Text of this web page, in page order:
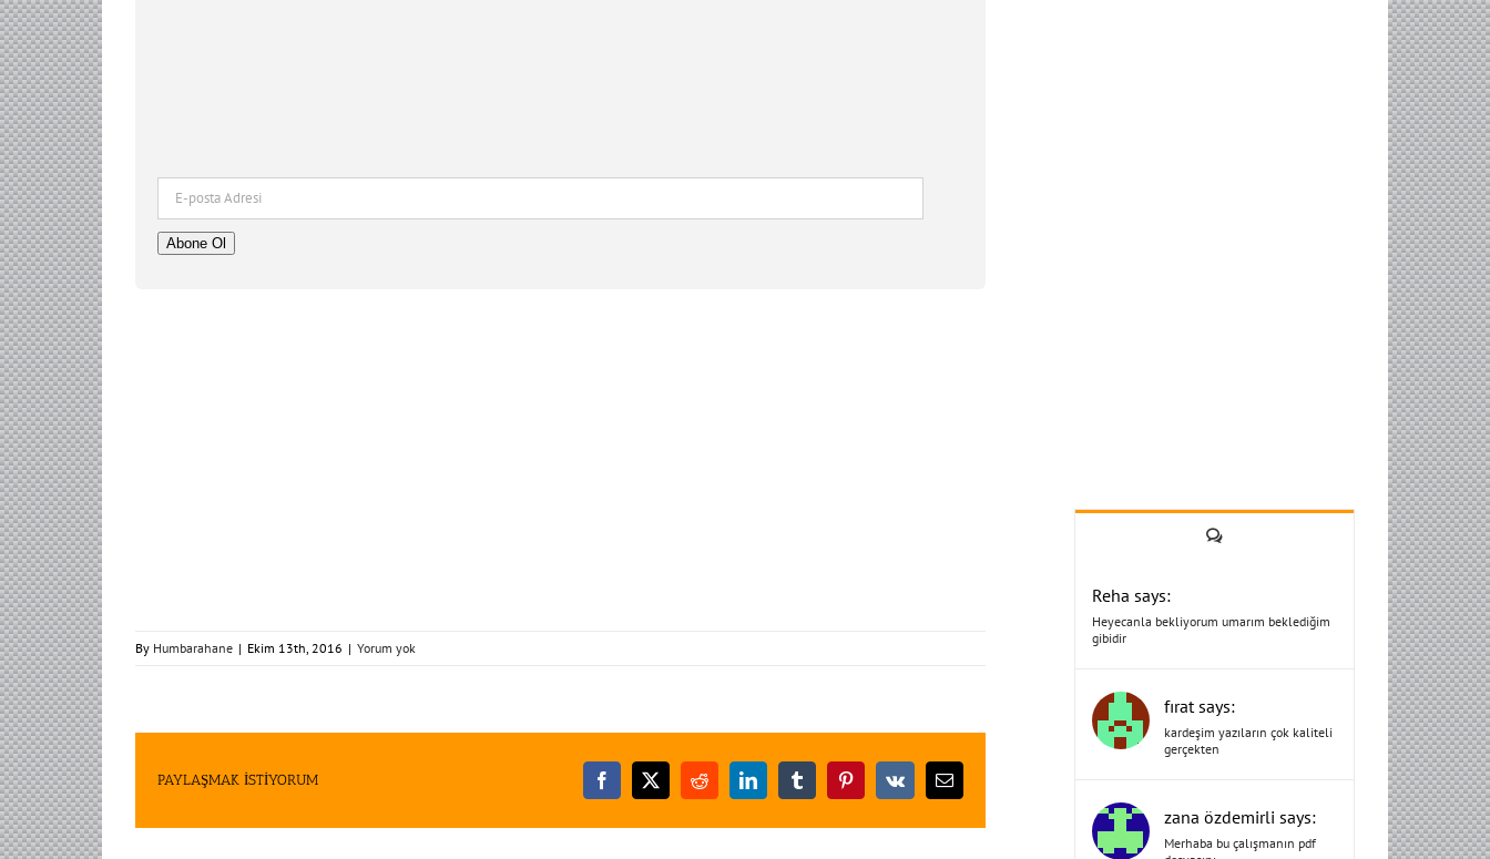
Adresi
Abone Ol
By Humbarahane | Ekim 13th, 2016 | Yorum yok
PAYLAŞMAK İSTİYORUM Facebook
X RedditLinkedInTumblrPinterest
Vk
E-
posta
Yorum
Reha says:
Heyecanla bekliyorum umarım beklediğim
gibidir
fırat says:
kardeşim yazıların çok kaliteli
gerçekten
zana özdemirli says:
Merhaba bu çalışmanın pdf